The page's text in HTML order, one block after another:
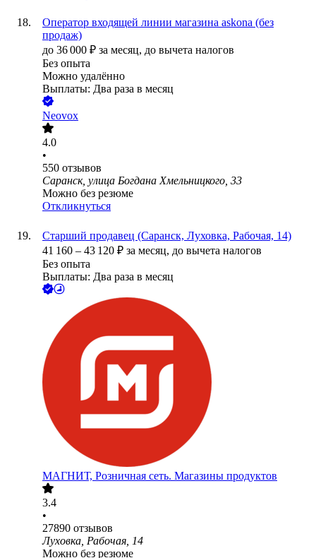
Оператор входящей линии магазина askona (без
продаж)
до 36 000 ₽ за месяц, до вычета налогов
Без опыта
Можно удалённо
Выплаты: Два раза в месяц
Neovox
4.0
•
550 отзывов
Саранск, улица Богдана Хмельницкого, 33
Можно без резюме
Откликнуться
Старший продавец (Саранск, Луховка, Рабочая, 14)
41 160 – 43 120 ₽ за месяц, до вычета налогов
Без опыта
Выплаты: Два раза в месяц
МАГНИТ, Розничная сеть. Магазины продуктов
3.4
•
27890 отзывов
Луховка, Рабочая, 14
Можно без резюме